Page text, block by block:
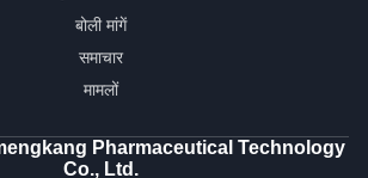
बोली मांगें
समाचार
मामलों
Pharmaceutical Technology
Co., Ltd.